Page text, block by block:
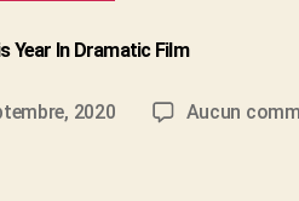
Year In Dramatic Film
2020 Aucun